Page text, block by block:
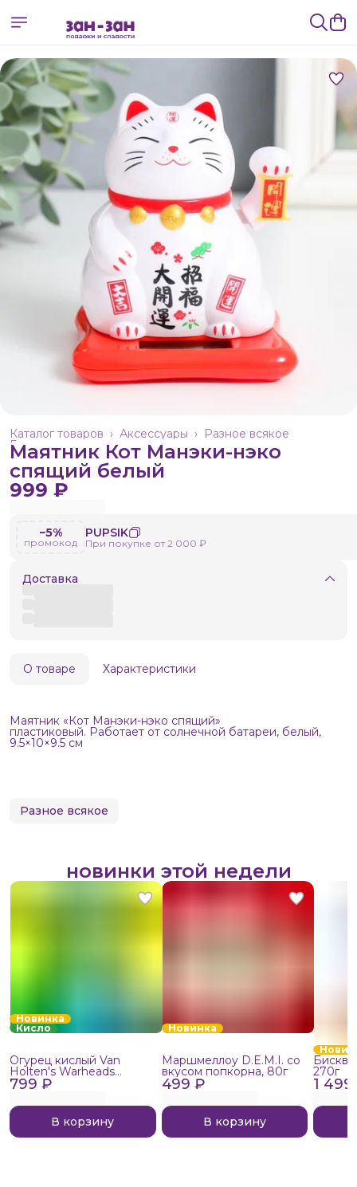
Разное всякое
Аксессуары ›
Каталог товаров ›
Главная ›
Маятник Кот Манэки-нэко
спящий белый
999 ₽
−5%
промокод
PUPSIK
При покупке от 2 000 ₽
Доставка
О товаре Характеристики
Маятник «Кот Манэки-нэко спящий»
пластиковый. Работает от солнечной батареи, белый,
9.5×10×9.5 см
Разное всякое
новинки этой недели
Новинка
Кисло
799 ₽
Огурец кислый Van
Holten's Warheads
Extreme Sour, 140г
В корзину
Новинка
499 ₽
Маршмеллоу D.E.M.I. со
вкусом попкорна, 80г
В корзину
1
270г